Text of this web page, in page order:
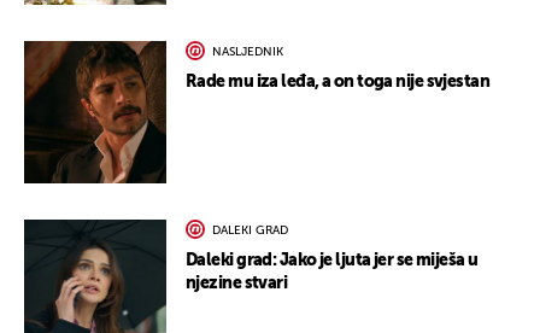
NASLJEDNIK
Rade mu iza leđa, a on toga nije svjestan
DALEKI GRAD
Daleki grad: Jako je ljuta jer se miješa u
njezine stvari